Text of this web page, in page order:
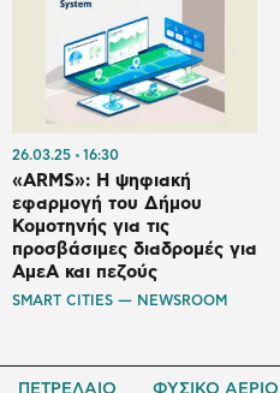
26.03.25 16:30
«ARMS»: Η ψηφιακή
εφαρμογή του Δήμου
Κομοτηνής για τις
προσβάσιμες διαδρομές για
ΑμεΑ και πεζούς
SMART CITIES — NEWSROOM
ΠΕΤΡΕΛΑΙΟ ΦΥΣΙΚΟ ΑΕΡΙΟ